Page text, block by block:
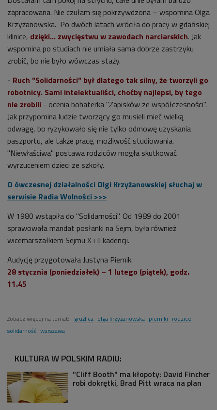
zapracowana. Nie czułam się pokrzywdzona – wspomina Olga
Krzyżanowska. Po dwóch latach wróciła do pracy w gdańskiej
klinice, dzięki… zwycięstwu w zawodach narciarskich. Jak
wspomina po studiach nie umiała sama dobrze zastrzyku
zrobić, bo nie było wówczas staży.
- Ruch "Solidarności" był dlatego tak silny, że tworzyli go
robotnicy. Sami intelektualiści, choćby najlepsi, by tego
nie zrobili - ocenia bohaterka "Zapisków ze współczesności".
Jak przypomina ludzie tworzący go musieli mieć wielką
odwagę, bo ryzykowało się nie tylko odmowę uzyskania
paszportu, ale także pracę, możliwość studiowania.
"Niewłaściwa" postawa rodziców mogła skutkować
wyrzuceniem dzieci ze szkoły.
O ówczesnej działalności Olgi Krzyżanowskiej słuchaj w
serwisie Radia Wolności >>>
W 1980 wstąpiła do "Solidarności". Od 1989 do 2001
sprawowała mandat posłanki na Sejm, była również
wicemarszałkiem Sejmu X i II kadencji.
Audycję przygotowała Justyna Piernik.
28 stycznia (poniedziałek) – 1 lutego (piątek), godz.
11.45
Zobacz więcej na temat: gruźlica olga krzyżanowska pierniki rodzice
solidarność warszawa
KULTURA W POLSKIM RADIU:
"Cliff Booth" ma kłopoty: David Fincher
robi dokrętki, Brad Pitt wraca na plan